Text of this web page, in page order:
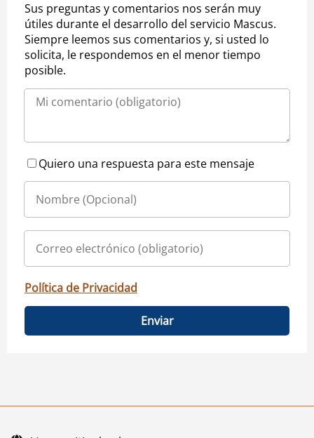
Sus preguntas y comentarios nos serán muy
útiles durante el desarrollo del servicio Mascus.
Siempre leemos sus comentarios y, si usted lo
solicita, le respondemos en el menor tiempo
posible.
Quiero una respuesta para este mensaje
Política de Privacidad
Enviar